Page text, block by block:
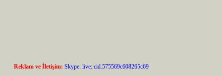
Reklam ve İletişim: Skype: live:.cid.575569c608265c69